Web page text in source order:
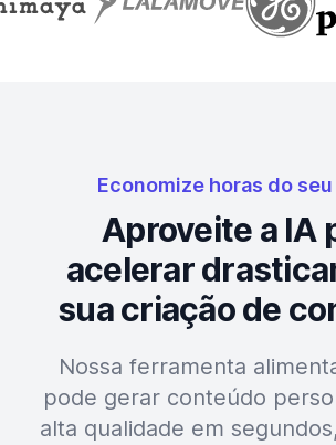
Economize horas do
Aproveite a IA
acelerar
sua criação de
Nossa ferramenta
pode gerar conteúdo
alta qualidade em